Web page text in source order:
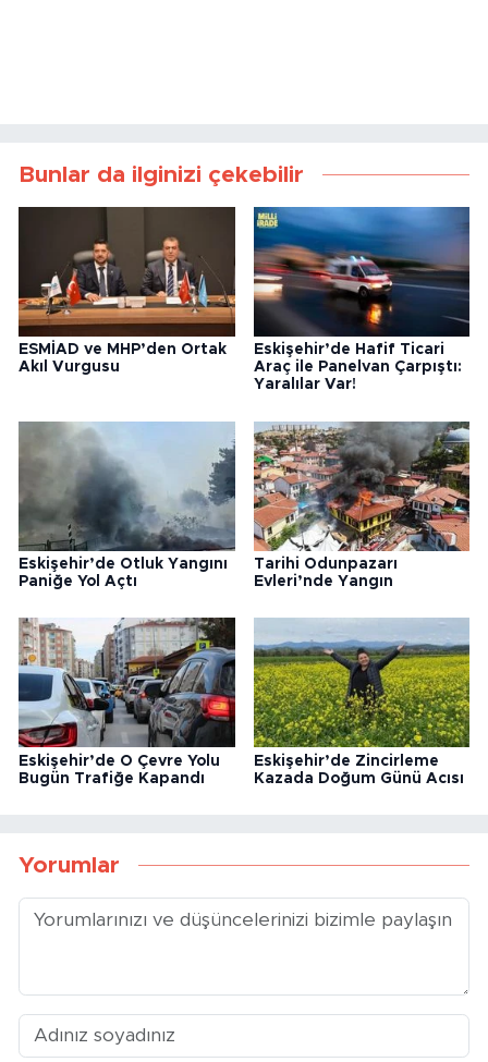
Bunlar da ilginizi çekebilir
ESMİAD ve MHP’den Ortak
Akıl Vurgusu
Eskişehir’de Hafif Ticari
Araç ile Panelvan Çarpıştı:
Yaralılar Var!
Eskişehir’de Otluk Yangını
Paniğe Yol Açtı
Tarihi Odunpazarı
Evleri’nde Yangın
Eskişehir’de O Çevre Yolu
Bugün Trafiğe Kapandı
Eskişehir’de Zincirleme
Kazada Doğum Günü Acısı
Yorumlar